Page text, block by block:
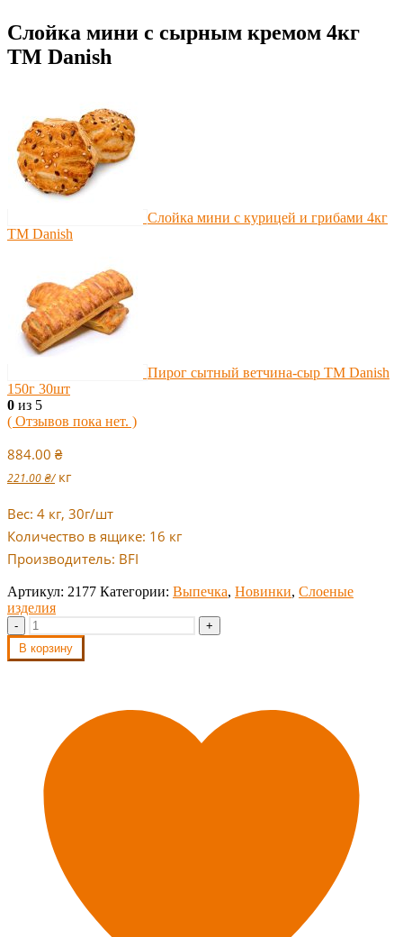
Слойка мини с сырным кремом 4кг
ТМ Danish
Слойка мини с курицей и грибами 4кг
ТМ Danish
Пирог сытный ветчина-сыр ТМ Danish
150г 30шт
0 из 5
( Отзывов пока нет. )
884.00 ₴
221.00₴/ кг
Вес: 4 кг, 30г/шт
Количество в ящике: 16 кг
Производитель: BFI
Артикул: 2177 Категории: Выпечка, Новинки, Слоеные
изделия
-
+
В корзину